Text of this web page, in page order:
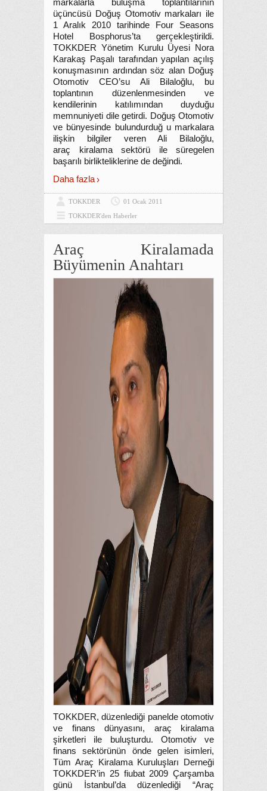
markalarla buluşma toplantılarının
üçüncüsü Doğuş Otomotiv markaları ile
1 Aralık 2010 tarihinde Four Seasons
Hotel Bosphorus’ta gerçekleştirildi.
TOKKDER Yönetim Kurulu Üyesi Nora
Karakaş Paşalı tarafından yapılan açılış
konuşmasının ardından söz alan Doğuş
Otomotiv CEO’su Ali Bilaloğlu, bu
toplantının düzenlenmesinden ve
kendilerinin katılımından duyduğu
memnuniyeti dile getirdi. Doğuş Otomotiv
ve bünyesinde bulundurduğ u markalara
ilişkin bilgiler veren Ali Bilaloğlu,
araç kiralama sektörü ile süregelen
başarılı birlikteliklerine de değindi.
Daha fazla
TOKKDER
01 Ocak 2011
TOKKDER'den Haberler
Araç Kiralamada
Büyümenin Anahtarı
TOKKDER, düzenlediği panelde otomotiv
ve finans dünyasını, araç kiralama
şirketleri ile buluşturdu. Otomotiv ve
finans sektörünün önde gelen isimleri,
Tüm Araç Kiralama Kuruluşları Derneği
TOKKDER’in 25 fiubat 2009 Çarşamba
günü İstanbul’da düzenlediği “Araç